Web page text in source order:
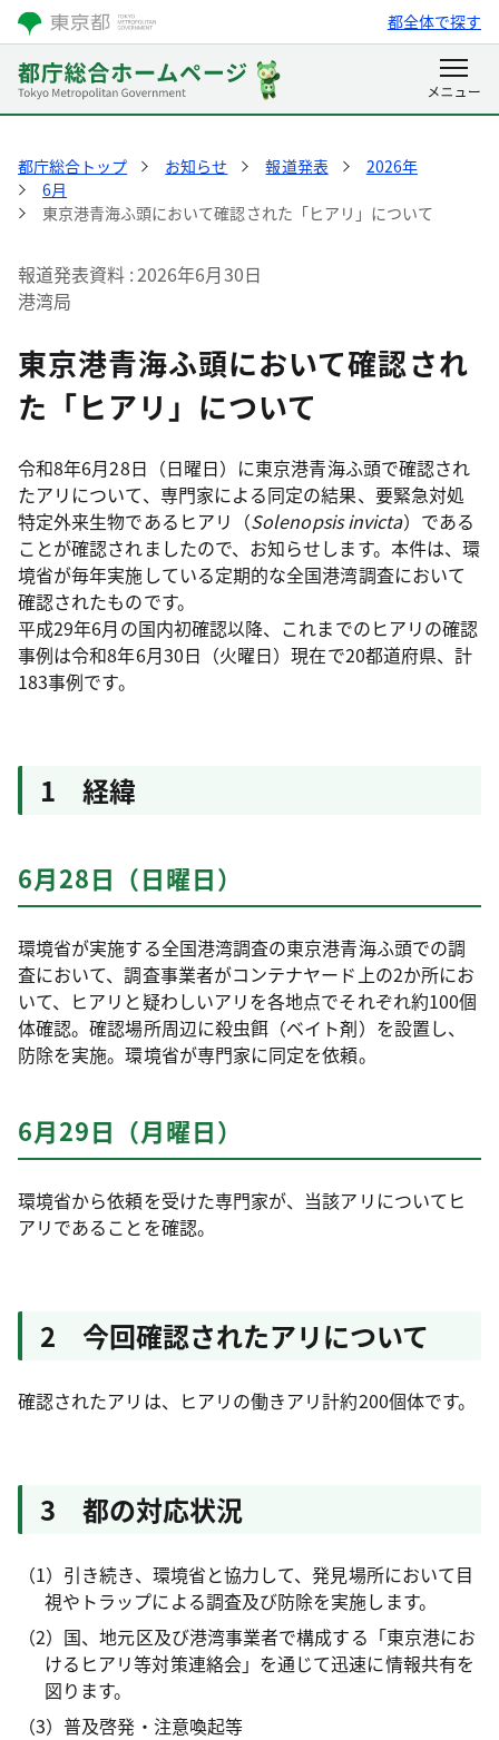
都全体で探す
都庁総合トップ お知らせ 報道発表
2026年
6月
東京港青海ふ頭において確認された「ヒアリ」について
報道発表資料 2026年6月30日
港湾局
東京港青海ふ頭において確認され
た「ヒアリ」について
令和8年6月28日（日曜日）に東京港青海ふ頭で確認され
たアリについて、専門家による同定の結果、要緊急対処
特定外来生物であるヒアリ（Solenopsis invicta）である
ことが確認されましたので、お知らせします。本件は、環
境省が毎年実施している定期的な全国港湾調査において
確認されたものです。
平成29年6月の国内初確認以降、これまでのヒアリの確認
事例は令和8年6月30日（火曜日）現在で20都道府県、計
183事例です。
1 経緯
6月28日（日曜日）
環境省が実施する全国港湾調査の東京港青海ふ頭での調
査において、調査事業者がコンテナヤード上の2か所にお
いて、ヒアリと疑わしいアリを各地点でそれぞれ約100個
体確認。確認場所周辺に殺虫餌（ベイト剤）を設置し、
防除を実施。環境省が専門家に同定を依頼。
6月29日（月曜日）
環境省から依頼を受けた専門家が、当該アリについてヒ
アリであることを確認。
2 今回確認されたアリについて
確認されたアリは、ヒアリの働きアリ計約200個体です。
3 都の対応状況
（1）引き続き、環境省と協力して、発見場所において目
視やトラップによる調査及び防除を実施します。
（2）国、地元区及び港湾事業者で構成する「東京港にお
けるヒアリ等対策連絡会」を通じて迅速に情報共有を
図ります。
（3）普及啓発・注意喚起等